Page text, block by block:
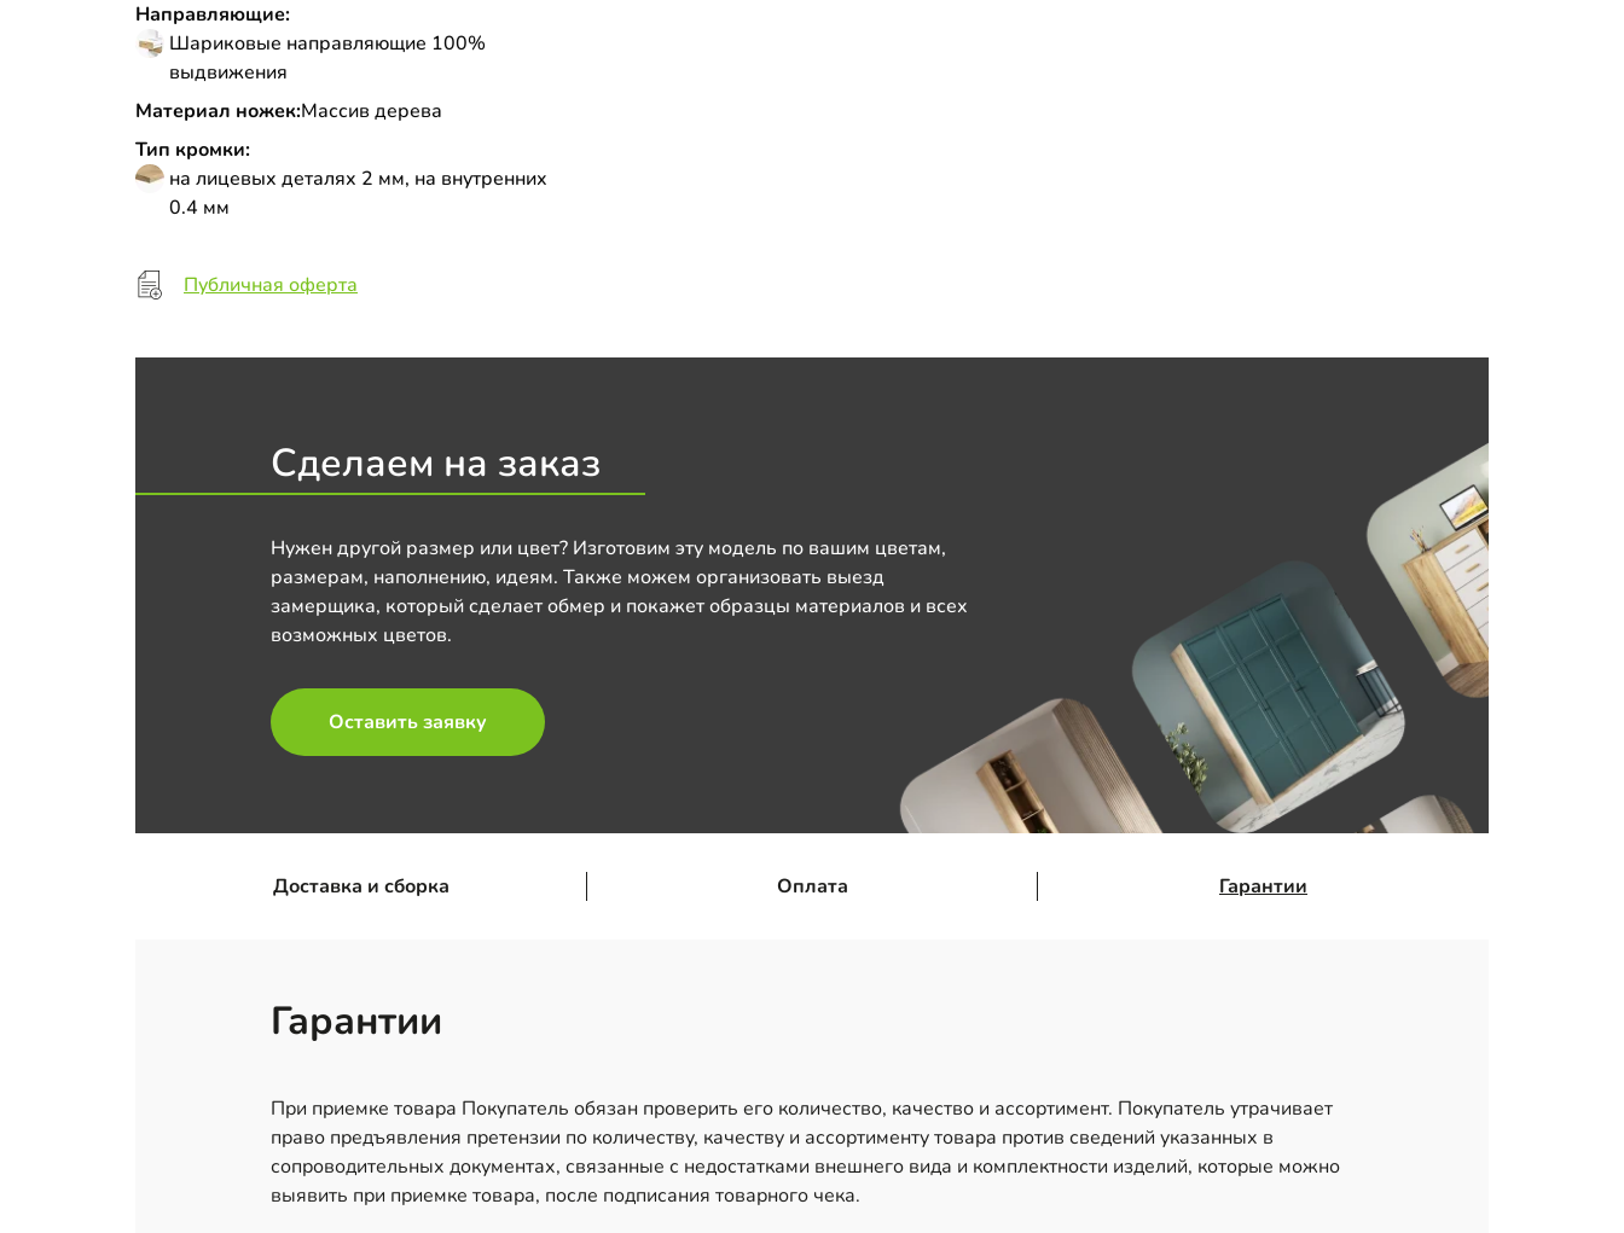
Направляющие:
Шариковые направляющие 100%
выдвижения
Материал ножек:Массив дерева
Тип кромки:
на лицевых деталях 2 мм, на внутренних
0.4 мм
Публичная оферта
Сделаем на заказ
Нужен другой размер или цвет? Изготовим эту модель по вашим цветам,
размерам, наполнению, идеям. Также можем организовать выезд
замерщика, который сделает обмер и покажет образцы материалов и всех
возможных цветов.
Оставить заявку
Доставка и сборка Оплата Гарантии
Гарантии
При приемке товара Покупатель обязан проверить его количество, качество и ассортимент. Покупатель утрачивает
право предъявления претензии по количеству, качеству и ассортименту товара против сведений указанных в
сопроводительных документах, связанные с недостатками внешнего вида и комплектности изделий, которые можно
выявить при приемке товара, после подписания товарного чека.